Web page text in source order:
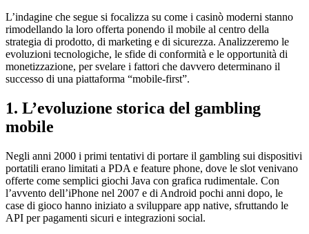
L’indagine che segue si focalizza su come i casinò moderni stanno
rimodellando la loro offerta ponendo il mobile al centro della
strategia di prodotto, di marketing e di sicurezza. Analizzeremo le
evoluzioni tecnologiche, le sfide di conformità e le opportunità di
monetizzazione, per svelare i fattori che davvero determinano il
successo di una piattaforma “mobile‑first”.
1. L’evoluzione storica del gambling
mobile
Negli anni 2000 i primi tentativi di portare il gambling sui dispositivi
portatili erano limitati a PDA e feature phone, dove le slot venivano
offerte come semplici giochi Java con grafica rudimentale. Con
l’avvento dell’iPhone nel 2007 e di Android pochi anni dopo, le
case di gioco hanno iniziato a sviluppare app native, sfruttando le
API per pagamenti sicuri e integrazioni social.